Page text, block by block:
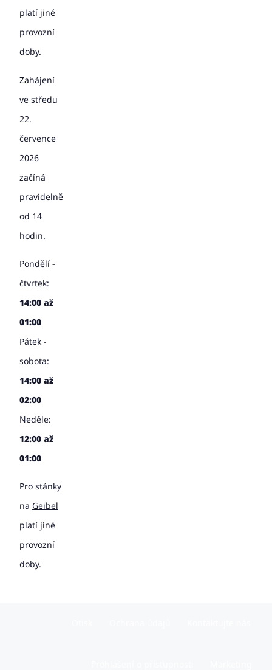
platí jiné
provozní
doby.
Zahájení
ve středu
22.
července
2026
začíná
pravidelně
od 14
hodin.
Pondělí -
čtvrtek:
14:00 až
01:00
Pátek -
sobota:
14:00 až
02:00
Neděle:
12:00 až
01:00
Pro stánky
na Geibel
platí jiné
provozní
doby.